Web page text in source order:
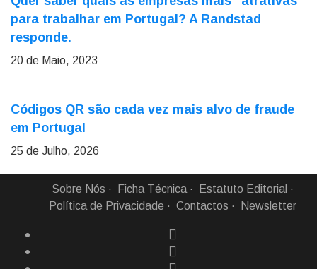
para trabalhar em Portugal? A Randstad
responde.
20 de Maio, 2023
Códigos QR são cada vez mais alvo de fraude
em Portugal
25 de Julho, 2026
Sobre Nós Ficha Técnica
Estatuto Editorial
Política de Privacidade
Contactos Newsletter